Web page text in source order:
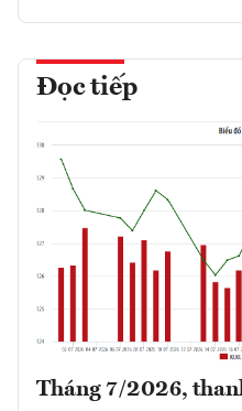
Đọc tiếp
Tháng 7/2026,